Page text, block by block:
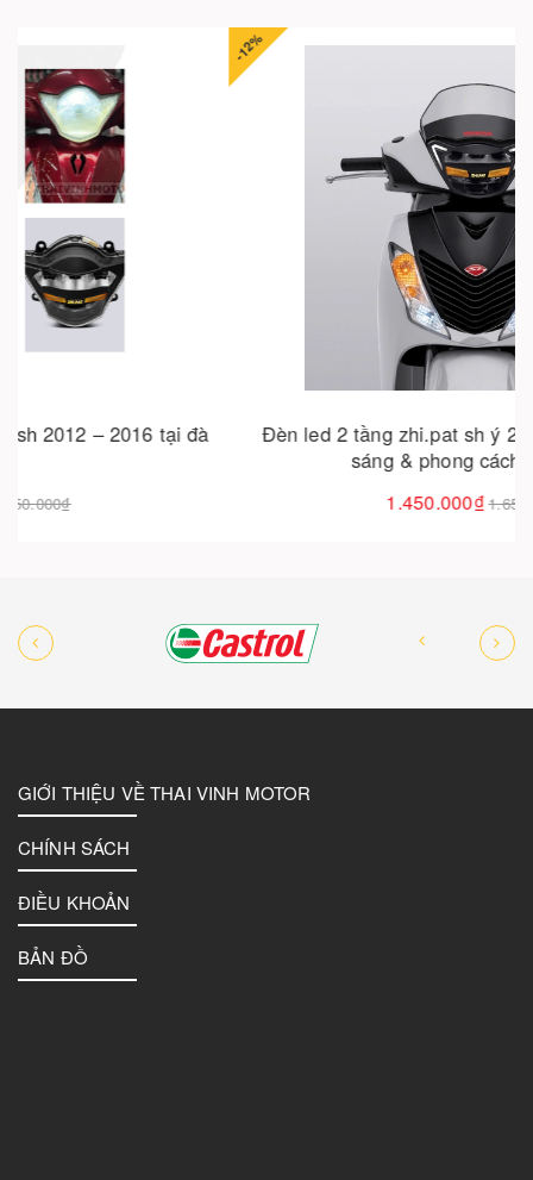
Đèn led 2 tầng zhi.pat sh ý 2010 – nâng cấp ánh
sáng & phong cách đỉnh cao
GIỚI THIỆU VỀ THAI VINH MOTOR
CHÍNH SÁCH
ĐIỀU KHOẢN
BẢN ĐỒ